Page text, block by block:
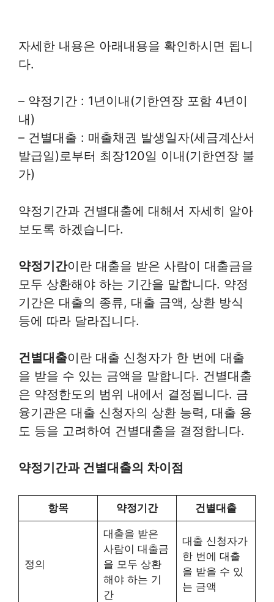
자세한 내용은 아래내용을 확인하시면 됩니
다.
– 약정기간 : 1년이내(기한연장 포함 4년이
내)
– 건별대출 : 매출채권 발생일자(세금계산서
발급일)로부터 최장120일 이내(기한연장 불
가)
약정기간과 건별대출에 대해서 자세히 알아
보도록 하겠습니다.
약정기간이란 대출을 받은 사람이 대출금을
모두 상환해야 하는 기간을 말합니다. 약정
기간은 대출의 종류, 대출 금액, 상환 방식
등에 따라 달라집니다.
건별대출이란 대출 신청자가 한 번에 대출
을 받을 수 있는 금액을 말합니다. 건별대출
은 약정한도의 범위 내에서 결정됩니다. 금
융기관은 대출 신청자의 상환 능력, 대출 용
도 등을 고려하여 건별대출을 결정합니다.
약정기간과 건별대출의 차이점
항목 약정기간 건별대출
정의
대출을 받은
사람이 대출금
을 모두 상환
해야 하는 기
간
대출 신청자가
한 번에 대출
을 받을 수 있
는 금액